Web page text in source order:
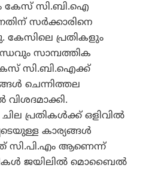
കേസ് സി.ബി.ഐ
സര്‍ക്കാരിനെ
കേസിലെ പ്രതികളും
സാമ്പത്തിക
സി.ബി.ഐക്ക്
ചെന്നിത്തല
പ്രതികള്‍ക്ക് ഒളിവില്‍
കാര്യങ്ങള്‍
സി.പി.എം ആണെന്ന്
ജയിലില്‍ മൊബൈല്‍